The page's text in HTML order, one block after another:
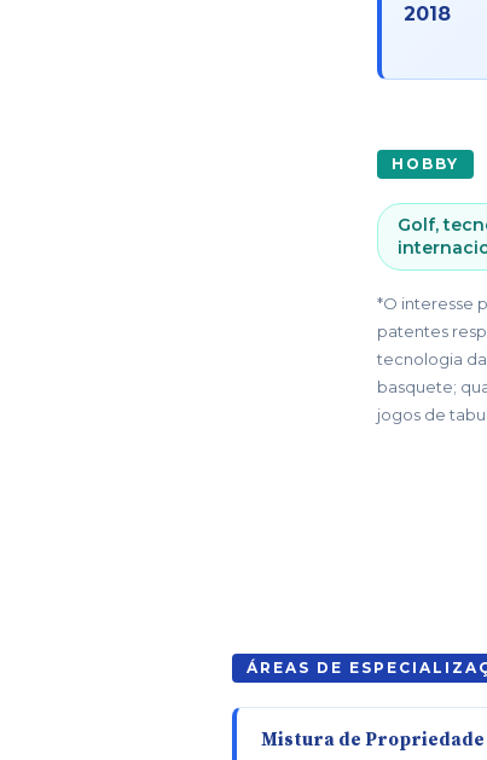
2018
HOBBY
Golf,
*O interesse
patentes
tecnologia
basquete;
jogos de
ÁREAS DE
Mistura de